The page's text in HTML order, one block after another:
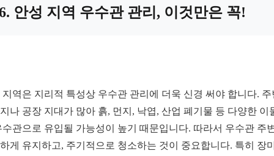
안성 지역 우수관 관리, 이것만은 꼭!
지역은 지리적 특성상 우수관 관리에 더욱 신경 써야 합니다. 주
나 공장 지대가 많아 흙, 먼지, 낙엽, 산업 폐기물 등 다양한 이
수관으로 유입될 가능성이 높기 때문입니다. 따라서 우수관 주
게 유지하고, 주기적으로 청소하는 것이 중요합니다. 특히 장